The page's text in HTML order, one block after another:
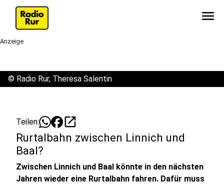
menu
Anzeige
© Radio Rur, Theresa Salentin
Teilen: open_in_new
Rurtalbahn zwischen Linnich und
Baal?
Zwischen Linnich und Baal könnte in den nächsten
Jahren wieder eine Rurtalbahn fahren. Dafür muss